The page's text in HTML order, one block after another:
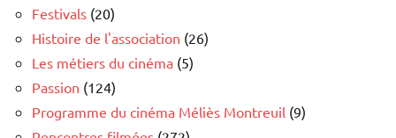
Festivals (20)
Histoire de l'association (26)
Les métiers du cinéma (5)
Passion (124)
Programme du cinéma Méliès Montreuil (9)